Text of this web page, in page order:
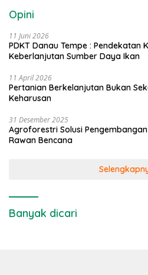
Opini
11 Juni 2026
PDKT Danau Tempe : Pendekatan
Keberlanjutan Sumber Daya Ikan
11 April 2026
Pertanian Berkelanjutan Bukan
Keharusan
31 Desember 2025
Agroforestri Solusi
Rawan Bencana
Banyak dicari